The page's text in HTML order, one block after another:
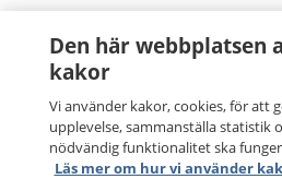
Den här webbplatsen
kakor
Vi använder kakor, cookies, för att
upplevelse, sammanställa statistik
nödvändig funktionalitet ska
Läs mer om hur vi använder